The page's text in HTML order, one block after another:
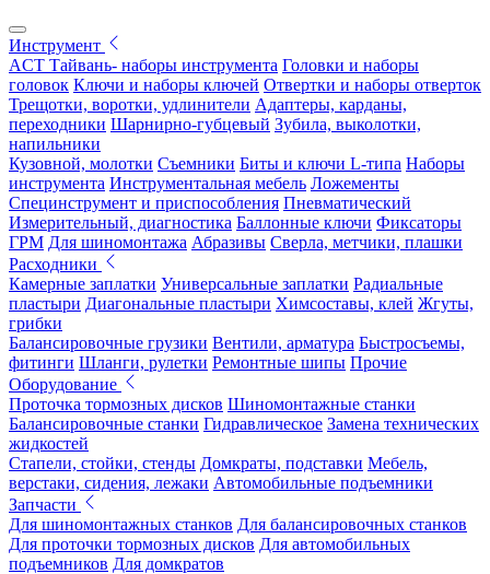
Инструмент
ACT Тайвань- наборы инструмента Головки и наборы
головок Ключи и наборы ключей Отвертки и наборы отверток
Трещотки, воротки, удлинители Адаптеры, карданы,
переходники Шарнирно-губцевый Зубила, выколотки,
напильники
Кузовной, молотки Съемники Биты и ключи L-типа Наборы
инструмента Инструментальная мебель Ложементы
Специнструмент и приспособления Пневматический
Измерительный, диагностика Баллонные ключи Фиксаторы
ГРМ Для шиномонтажа Абразивы Сверла, метчики, плашки
Расходники
Камерные заплатки Универсальные заплатки Радиальные
пластыри Диагональные пластыри Химсоставы, клей Жгуты,
грибки
Балансировочные грузики Вентили, арматура Быстросъемы,
фитинги Шланги, рулетки Ремонтные шипы Прочие
Оборудование
Проточка тормозных дисков Шиномонтажные станки
Балансировочные станки Гидравлическое Замена технических
жидкостей
Стапели, стойки, стенды Домкраты, подставки Мебель,
верстаки, сидения, лежаки Автомобильные подъемники
Запчасти
Для шиномонтажных станков Для балансировочных станков
Для проточки тормозных дисков Для автомобильных
подъемников Для домкратов